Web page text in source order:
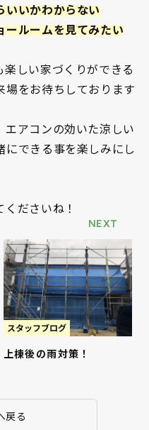
いかわからない
ルームを見てみたい
しい家づくりができる
場をお待ちしております
アコンの効いた涼しい
できる事を楽しみにし
ださいね！
NEXT
スタッフブログ
上棟後の雨対策！
戻る